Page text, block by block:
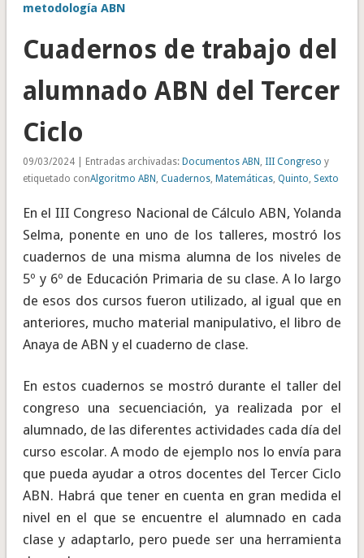
metodología ABN
Cuadernos de trabajo del
alumnado ABN del Tercer
Ciclo
09/03/2024 | Entradas archivadas: Documentos ABN , III Congreso y
etiquetado conAlgoritmo ABN , Cuadernos, Matemáticas, Quinto, Sexto
En el III Congreso Nacional de Cálculo ABN, Yolanda
Selma, ponente en uno de los talleres, mostró los
cuadernos de una misma alumna de los niveles de
5º y 6º de Educación Primaria de su clase. A lo largo
de esos dos cursos fueron utilizado, al igual que en
anteriores, mucho material manipulativo, el libro de
Anaya de ABN y el cuaderno de clase.
En estos cuadernos se mostró durante el taller del
congreso una secuenciación, ya realizada por el
alumnado, de las diferentes actividades cada día del
curso escolar. A modo de ejemplo nos lo envía para
que pueda ayudar a otros docentes del Tercer Ciclo
ABN. Habrá que tener en cuenta en gran medida el
nivel en el que se encuentre el alumnado en cada
clase y adaptarlo, pero puede ser una herramienta